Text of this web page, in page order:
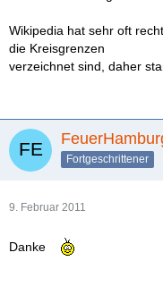
Wikipedia hat sehr oft
die Kreisgrenzen
verzeichnet sind, daher
Fortgeschrittener
9. Februar 2011
Danke